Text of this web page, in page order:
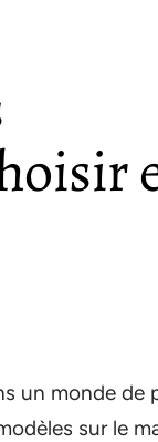
un monde de
sur le